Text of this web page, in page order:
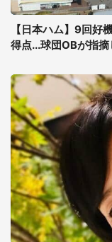
【日本ハム】9回好
得点...球団OBが指摘